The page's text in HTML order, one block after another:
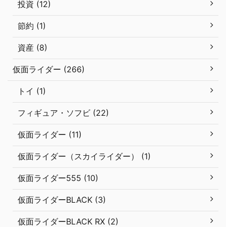
投資 (12)
節約 (1)
資産 (8)
仮面ライダー (266)
トイ (1)
フィギュア・ソフビ (22)
仮面ライダー (11)
仮面ライダー（スカイライダー） (1)
仮面ライダー555 (10)
仮面ライダーBLACK (3)
仮面ライダーBLACK RX (2)